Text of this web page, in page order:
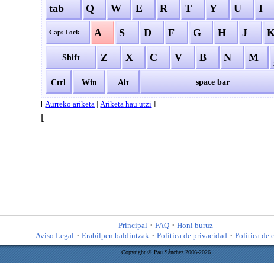
tab Q W E R T Y U I
Caps Lock A S D F G H J
Shift Z X C V B N M
Ctrl Win Alt space bar
[ Aurreko ariketa | Ariketa hau utzi ]
[
Principal · FAQ · Honi buruz
Aviso Legal · Erabilpen baldintzak · Política de privacidad · Política de
Copyright © Pau Sánchez 2006-2026